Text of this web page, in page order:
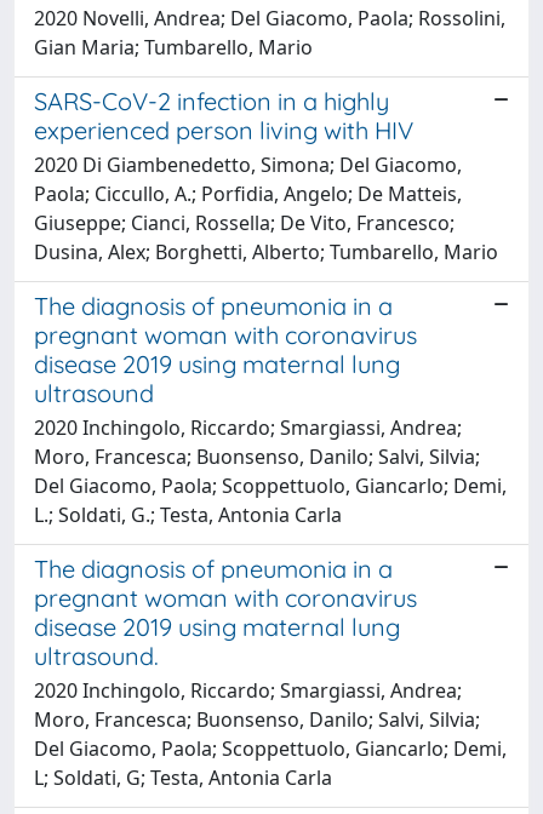
2020 Novelli, Andrea; Del Giacomo, Paola; Rossolini,
Gian Maria; Tumbarello, Mario
SARS-CoV-2 infection in a highly
experienced person living with HIV
2020 Di Giambenedetto, Simona; Del Giacomo,
Paola; Ciccullo, A.; Porfidia, Angelo; De Matteis,
Giuseppe; Cianci, Rossella; De Vito, Francesco;
Dusina, Alex; Borghetti, Alberto; Tumbarello, Mario
The diagnosis of pneumonia in a
pregnant woman with coronavirus
disease 2019 using maternal lung
ultrasound
2020 Inchingolo, Riccardo; Smargiassi, Andrea;
Moro, Francesca; Buonsenso, Danilo; Salvi, Silvia;
Del Giacomo, Paola; Scoppettuolo, Giancarlo; Demi,
L.; Soldati, G.; Testa, Antonia Carla
The diagnosis of pneumonia in a
pregnant woman with coronavirus
disease 2019 using maternal lung
ultrasound.
2020 Inchingolo, Riccardo; Smargiassi, Andrea;
Moro, Francesca; Buonsenso, Danilo; Salvi, Silvia;
Del Giacomo, Paola; Scoppettuolo, Giancarlo; Demi,
L; Soldati, G; Testa, Antonia Carla